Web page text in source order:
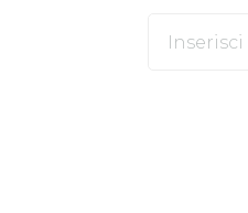
Cerchi